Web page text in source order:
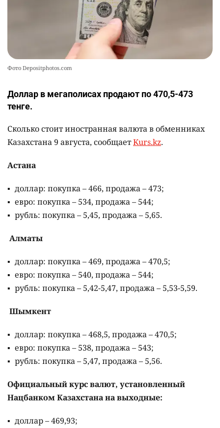
Фото Depositphotos.com
Доллар в мегаполисах продают по 470,5-473
тенге.
Сколько стоит иностранная валюта в обменниках
Казахстана 9 августа, сообщаетKurs.kz.
Астана
доллар: покупка – 466, продажа – 473;
евро: покупка – 534, продажа – 544;
рубль: покупка – 5,45, продажа – 5,65.
Алматы
доллар: покупка – 469, продажа – 470,5;
евро: покупка – 540, продажа – 544;
рубль: покупка – 5,42-5,47, продажа – 5,53-5,59.
Шымкент
доллар: покупка – 468,5, продажа – 470,5;
евро: покупка – 538, продажа – 543;
рубль: покупка – 5,47, продажа – 5,56.
Официальный курс валют, установленный
Нацбанком Казахстана на выходные:
доллар – 469,93;